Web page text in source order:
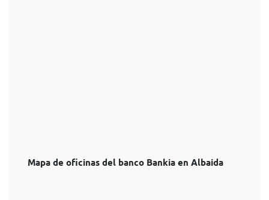
Mapa de oficinas del banco Bankia en Albaida